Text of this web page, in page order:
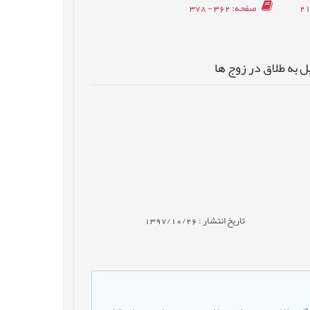
صفحه: 362 - 378
به طلاق در زوج ها
تاریخ انتشار : 1397/10/26